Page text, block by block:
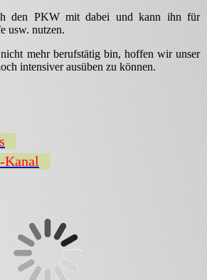
den PKW mit dabei und kann ihn für
usw. nutzen.
mehr berufstätig bin, hoffen wir unser
intensiver ausüben zu können.
Kanal